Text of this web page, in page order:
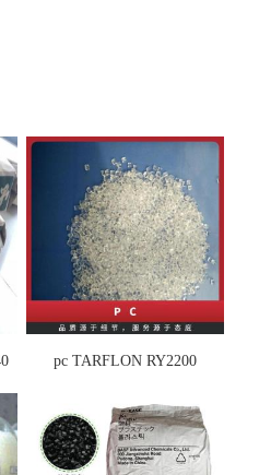
pc TARFLON RY2200